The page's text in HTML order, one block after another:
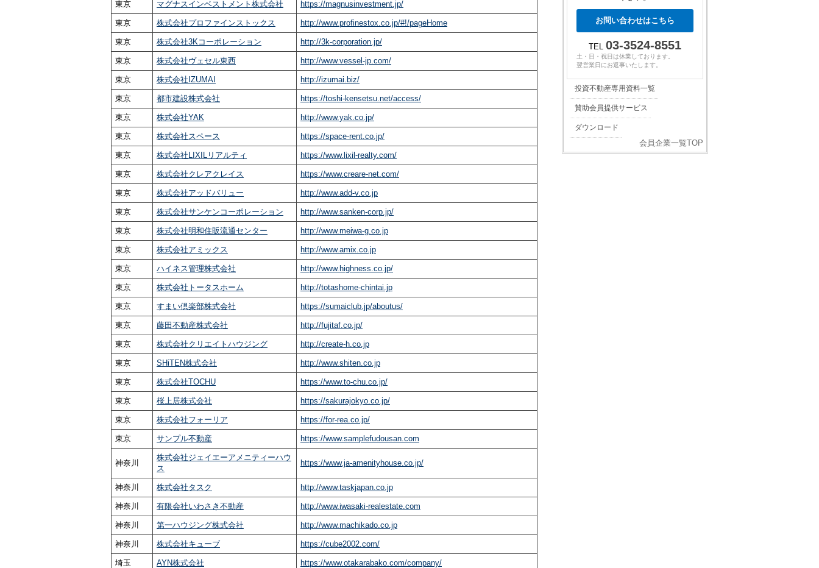
東京 マグナスインベストメント株式会社 https://magnusinvestment.jp/
東京 株式会社プロファインストックス http://www.profinestox.co.jp/#!/pageHome
東京 株式会社3Kコーポレーション http://3k-corporation.jp/
東京 株式会社ヴェセル東西 http://www.vessel-jp.com/
東京 株式会社IZUMAI http://izumai.biz/
東京 都市建設株式会社 https://toshi-kensetsu.net/access/
東京 株式会社YAK http://www.yak.co.jp/
東京 株式会社スペース https://space-rent.co.jp/
東京 株式会社LIXILリアルティ https://www.lixil-realty.com/
東京 株式会社クレアクレイス https://www.creare-net.com/
東京 株式会社アッドバリュー http://www.add-v.co.jp
東京 株式会社サンケンコーポレーション http://www.sanken-corp.jp/
東京 株式会社明和住販流通センター http://www.meiwa-g.co.jp
東京 株式会社アミックス http://www.amix.co.jp
東京 ハイネス管理株式会社 http://www.highness.co.jp/
東京 株式会社トータスホーム http://totashome-chintai.jp
東京 すまい倶楽部株式会社 https://sumaiclub.jp/aboutus/
東京 藤田不動産株式会社 http://fujitaf.co.jp/
東京 株式会社クリエイトハウジング http://create-h.co.jp
東京 SHiTEN株式会社 http://www.shiten.co.jp
東京 株式会社TOCHU https://www.to-chu.co.jp/
東京 桜上居株式会社 https://sakurajokyo.co.jp/
東京 株式会社フォーリア https://for-rea.co.jp/
東京 サンプル不動産 https://www.samplefudousan.com
神奈川
株式会社ジェイエーアメニティーハウ
ス
https://www.ja-amenityhouse.co.jp/
神奈川 株式会社タスク http://www.taskjapan.co.jp
神奈川 有限会社いわさき不動産 http://www.iwasaki-realestate.com
神奈川 第一ハウジング株式会社 http://www.machikado.co.jp
神奈川 株式会社キューブ https://cube2002.com/
埼玉 AYN株式会社 https://www.otakarabako.com/company/
お問い合わせはこちら
TEL 03-3524-8551
土・日・祝日は休業しております。
翌営業日にお返事いたします。
投資不動産専用資料一覧
賛助会員提供サービス
ダウンロード
会員企業一覧TOP